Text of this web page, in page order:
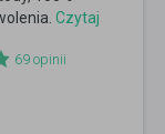
Czytaj
69 opinii